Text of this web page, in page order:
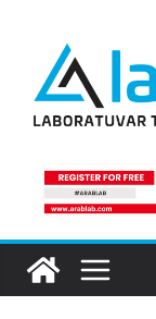
content